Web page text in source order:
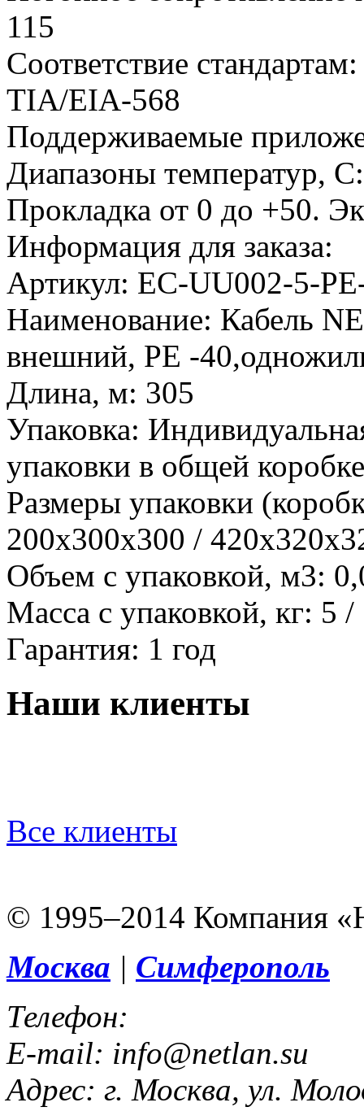
115
Соответствие стандартам:
TIA/EIA-568
Поддерживаемые
Диапазоны температур, С:
Прокладка от 0 до +50.
Информация для заказа:
Артикул: EC-UU002-5-
Наименование: Кабель
внешний, PE -
Длина, м: 305
Упаковка:
упаковки в общей коробке
Размеры упаковки
200x300x300 /
Объем с упаковкой, м3:
Масса с упаковкой, кг: 5 /
Гарантия: 1 год
Наши клиенты
Вcе клиенты
© 1995–2014 Компания
Москва | Симферополь
Телефон:
E-mail: info@netlan.su
Адрес: г. Москва, ул.